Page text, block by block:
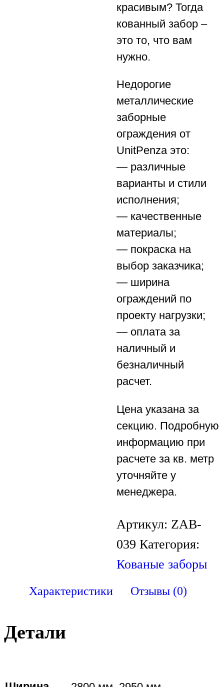
красивым? Тогда
кованный забор –
это то, что вам
нужно.
Недорогие
металлические
заборные
ограждения от
UnitPenza это:
— различные
варианты и стили
исполнения;
— качественные
материалы;
— покраска на
выбор заказчика;
— ширина
ограждений по
проекту нагрузки;
— оплата за
наличный и
безналичный
расчет.
Цена указана за
секцию. Подробную
информацию при
расчете за кв. метр
уточняйте у
менеджера.
Артикул: ZAB-
039 Категория:
Кованые заборы
Характеристики Отзывы (0)
Детали